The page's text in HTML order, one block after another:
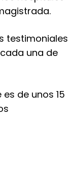
testimoniales
una de
de unos 15